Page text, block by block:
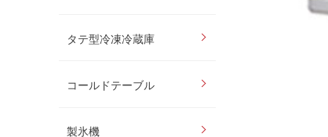
タテ型冷凍冷蔵庫
コールドテーブル
製氷機